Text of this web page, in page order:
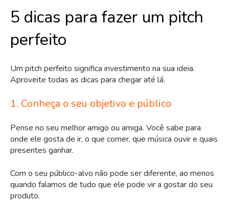
5 dicas para fazer um pitch
perfeito
Um pitch perfeito significa investimento na sua ideia.
Aproveite todas as dicas para chegar até lá.
1. Conheça o seu objetivo e público
Pense no seu melhor amigo ou amiga. Você sabe para
onde ele gosta de ir, o que comer, que música ouvir e quais
presentes ganhar.
Com o seu público-alvo não pode ser diferente, ao menos
quando falamos de tudo que ele pode vir a gostar do seu
produto.